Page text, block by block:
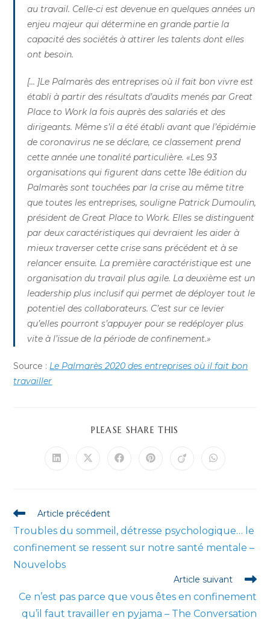
au travail. Celle-ci est devenue en quelques années un
enjeu majeur qui détermine en grande partie la
capacité des sociétés à attirer les talents dont elles
ont besoin.
[… ]Le Palmarès des entreprises où il fait bon vivre est
établi à partir des résultats d’audits menés par Great
Place to Work la fois auprès des salariés et des
dirigeants. Même s’il a été établi avant que l’épidémie
de coronavirus ne se déclare, ce classement prend
cette année une tonalité particulière. «Les 93
organisations qui figurent dans cette 18e édition du
Palmarès sont touchées par la crise au même titre
que toutes les entreprises, souligne Patrick Dumoulin,
président de Great Place to Work. Elles se distinguent
par deux caractéristiques qui devraient les aider à
mieux traverser cette crise sans précédent et à se
relancer ensuite. La première caractéristique est une
organisation du travail plus agile. La deuxième est un
leadership plus inclusif qui permet de déployer tout le
potentiel des collaborateurs. C’est sur ce levier
qu’elles pourront s’appuyer pour se redéployer plus
vite à l’issue de la période de confinement.»
Source : Le Palmarès 2020 des entreprises où il fait bon
travailler
PLEASE SHARE THIS
Ouvrir
Ouvrir Ouvrir Ouvrir Ouvrir Ouvrir
Read
articles
Article précédent
Troubles du sommeil, détresse psychologique… le
confinement se ressent sur notre santé mentale –
Nouvelobs
Article suivant
Ce n’est pas parce que vous êtes en confinement
qu’il faut travailler en pyjama – The Conversation